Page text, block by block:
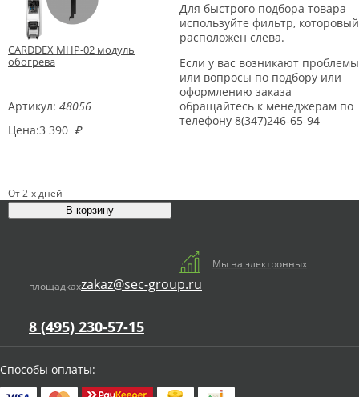
CARDDEX MHP-02 модуль
обогрева
Артикул: 48056
Цена:3 390 ₽
От 2-х дней
Для быстрого подбора товара
используйте фильтр, которовый
расположен слева.
Если у вас возникают проблемы
или вопросы по подбору или
оформлению заказа
обращайтесь к менеджерам по
телефону 8(347)246-65-94
Мы на электронных
площадкахzakaz@sec-group.ru
8 (495) 230-57-15
Способы оплаты: